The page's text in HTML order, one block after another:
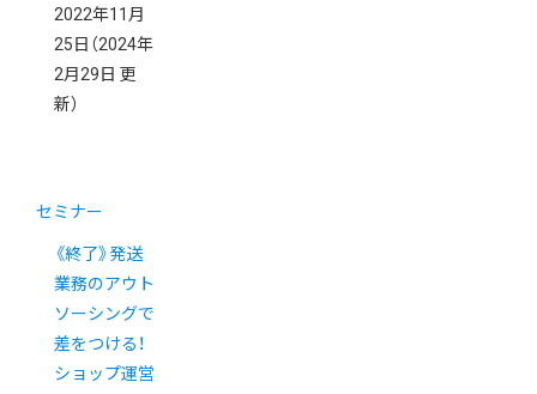
2022年11月
25日 （2024年
2月29日 更
新）
セミナー
《終了》発送
業務のアウト
ソーシングで
差をつける！
ショップ運営